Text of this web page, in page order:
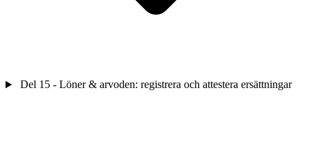
Del 15 - Löner & arvoden: registrera och attestera ersättningar